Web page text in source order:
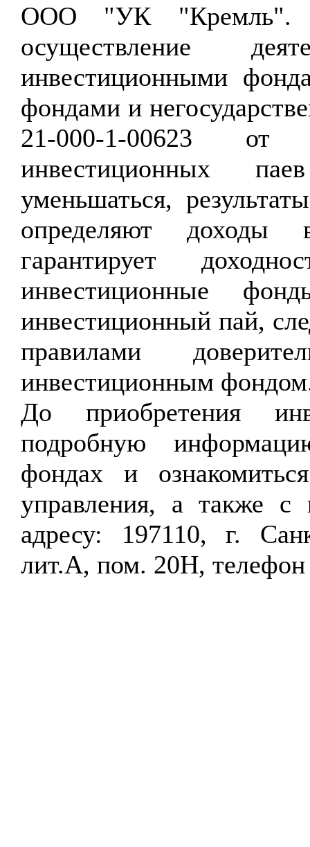
ООО "УК "Кремль".
осуществление
инвестиционными
фондами и
21-000-1-00623
инвестиционных
уменьшаться,
определяют доходы
гарантирует
инвестиционные
инвестиционный пай,
правилами
инвестиционным
До приобретения
подробную
фондах и
управления, а также
адресу: 197110, г.
лит.А, пом. 20Н,